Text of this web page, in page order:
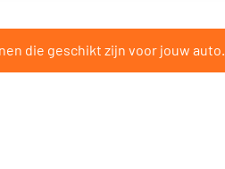
die geschikt zijn voor jouw auto.